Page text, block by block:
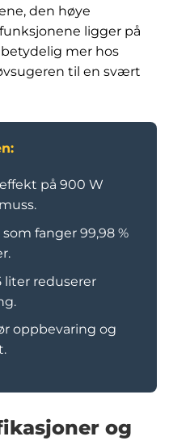
den høye
ligger på
mer hos
til en svært
på 900 W
fanger 99,98 %
liter reduserer
oppbevaring og
og